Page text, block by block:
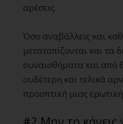
αρέσεις.
Όσο αναβάλλεις και
μετατοπίζονται και τα
συναισθήματα και από
ουδέτερη και τελικά
προοπτική μιας